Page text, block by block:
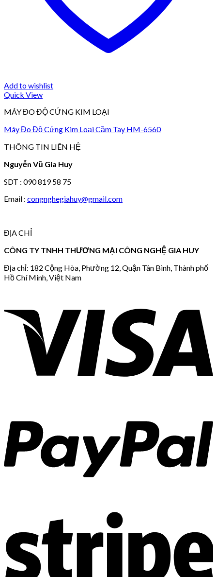
Add to wishlist
Quick View
MÁY ĐO ĐỘ CỨNG KIM LOẠI
Máy Đo Độ Cứng Kim Loại Cầm Tay HM-6560
THÔNG TIN LIÊN HỆ
Nguyễn Vũ Gia Huy
SDT : 090 819 58 75
Email : congnghegiahuy@gmail.com
ĐỊA CHỈ
CÔNG TY TNHH THƯƠNG MẠI CÔNG NGHỆ GIA HUY
Địa chỉ: 182 Cộng Hòa, Phường 12, Quận Tân Bình, Thành phố
Hồ Chí Minh, Việt Nam